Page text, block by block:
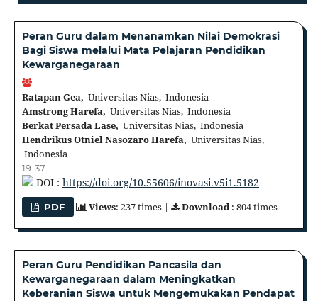
Peran Guru dalam Menanamkan Nilai Demokrasi
Bagi Siswa melalui Mata Pelajaran Pendidikan
Kewarganegaraan
Ratapan Gea, Universitas Nias, Indonesia
Amstrong Harefa, Universitas Nias, Indonesia
Berkat Persada Lase, Universitas Nias, Indonesia
Hendrikus Otniel Nasozaro Harefa, Universitas Nias,
Indonesia
19-37
DOI : https://doi.org/10.55606/inovasi.v5i1.5182
PDF Views: 237 times | Download: 804 times
Peran Guru Pendidikan Pancasila dan
Kewarganegaraan dalam Meningkatkan
Keberanian Siswa untuk Mengemukakan Pendapat